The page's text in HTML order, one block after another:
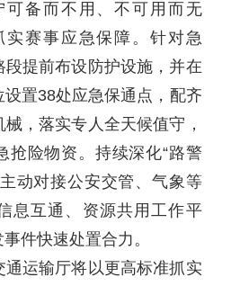
可备而不用、不可用而无
实赛事应急保障。针对急
提前布设防护设施，并在
置38处应急保通点，配齐
，落实专人全天候值守，
抢险物资。持续深化“路警
动对接公安交管、气象等
息互通、资源共用工作平
件快速处置合力。
运输厅将以更高标准抓实